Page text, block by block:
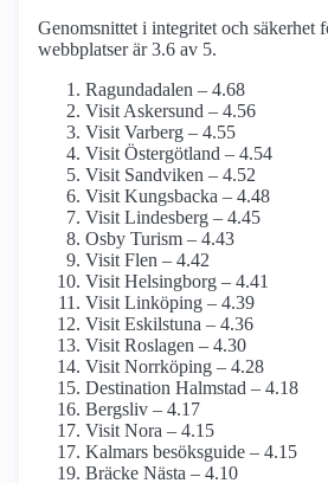
Genomsnittet i integritet och säkerhet
webbplatser är 3.6 av 5.
Ragundadalen – 4.68
Visit Askersund – 4.56
Visit Varberg – 4.55
Visit Östergötland – 4.54
Visit Sandviken – 4.52
Visit Kungsbacka – 4.48
Visit Lindesberg – 4.45
Osby Turism – 4.43
Visit Flen – 4.42
Visit Helsingborg – 4.41
Visit Linköping – 4.39
Visit Eskilstuna – 4.36
Visit Roslagen – 4.30
Visit Norrköping – 4.28
Destination Halmstad – 4.18
Bergsliv – 4.17
Visit Nora – 4.15
Kalmars besöksguide – 4.15
Bräcke Nästa – 4.10